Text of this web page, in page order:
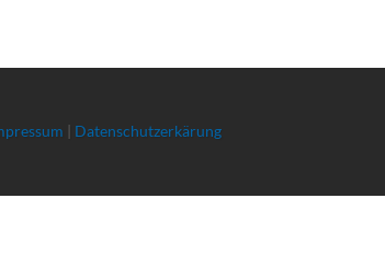
| Datenschutzerkärung